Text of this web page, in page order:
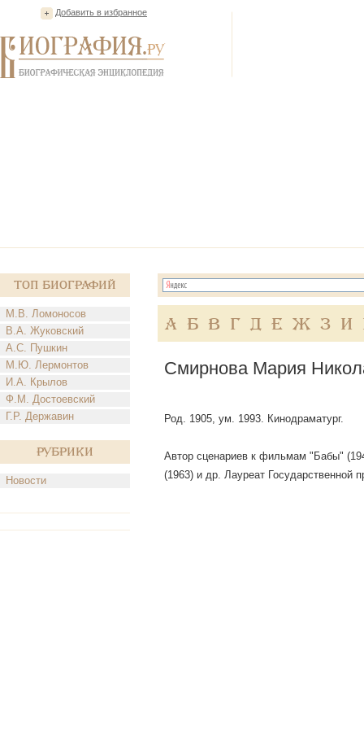
Добавить в избранное
Топ Биографий
М.В. Ломоносов
В.А. Жуковский
А.С. Пушкин
М.Ю. Лермонтов
И.А. Крылов
Ф.М. Достоевский
Г.Р. Державин
Рубрики
Новости
А Б В Г Д Е Ж З И
Смирнова Мария
Род. 1905, ум. 1993. Кинодраматург.
Автор сценариев к фильмам "Бабы"
(1963) и др. Лауреат Государственной